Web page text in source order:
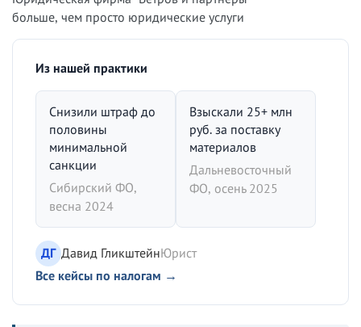
больше, чем просто юридические услуги
Из нашей практики
Снизили штраф до
половины
минимальной
санкции
Сибирский ФО,
весна 2024
Взыскали 25+ млн
руб. за поставку
материалов
Дальневосточный
ФО, осень 2025
ДГ Давид ГликштейнЮрист
Все кейсы по налогам →